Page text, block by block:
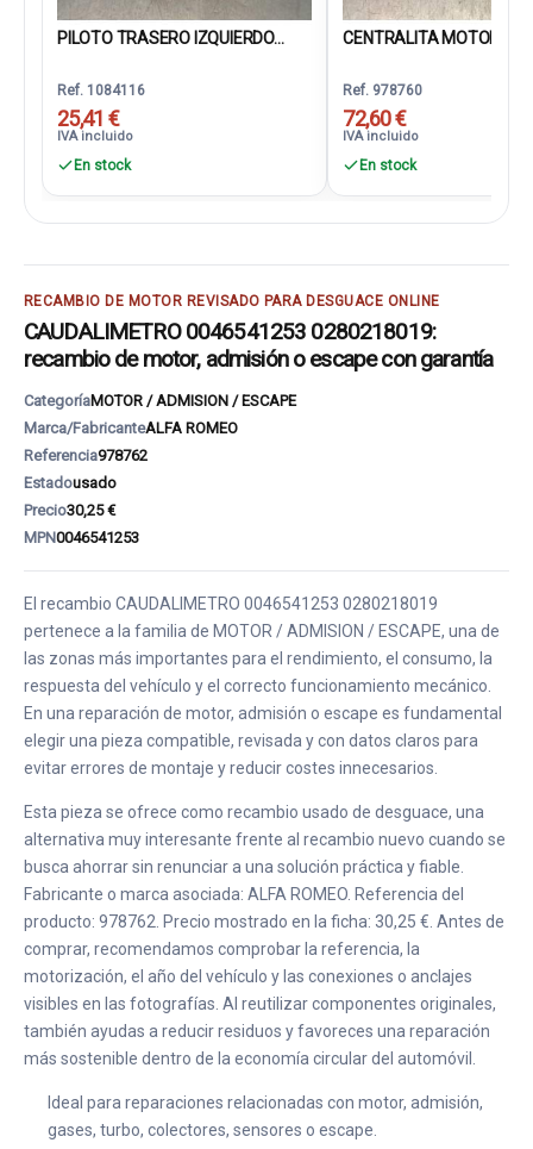
PILOTO TRASERO IZQUIERDO...
Ref. 1084116
25,41 €
IVA incluido
En stock
CENTRALITA MOTOR
Ref. 978760
72,60 €
IVA incluido
En stock
RECAMBIO DE MOTOR REVISADO PARA DESGUACE ONLINE
CAUDALIMETRO 0046541253 0280218019:
recambio de motor, admisión o escape con garantía
CategoríaMOTOR / ADMISION / ESCAPE
Marca/FabricanteALFA ROMEO
Referencia978762
Estadousado
Precio30,25 €
MPN0046541253
El recambio CAUDALIMETRO 0046541253 0280218019
pertenece a la familia de MOTOR / ADMISION / ESCAPE, una de
las zonas más importantes para el rendimiento, el consumo, la
respuesta del vehículo y el correcto funcionamiento mecánico.
En una reparación de motor, admisión o escape es fundamental
elegir una pieza compatible, revisada y con datos claros para
evitar errores de montaje y reducir costes innecesarios.
Esta pieza se ofrece como recambio usado de desguace, una
alternativa muy interesante frente al recambio nuevo cuando se
busca ahorrar sin renunciar a una solución práctica y fiable.
Fabricante o marca asociada: ALFA ROMEO. Referencia del
producto: 978762. Precio mostrado en la ficha: 30,25 €. Antes de
comprar, recomendamos comprobar la referencia, la
motorización, el año del vehículo y las conexiones o anclajes
visibles en las fotografías. Al reutilizar componentes originales,
también ayudas a reducir residuos y favoreces una reparación
más sostenible dentro de la economía circular del automóvil.
Ideal para reparaciones relacionadas con motor, admisión,
gases, turbo, colectores, sensores o escape.